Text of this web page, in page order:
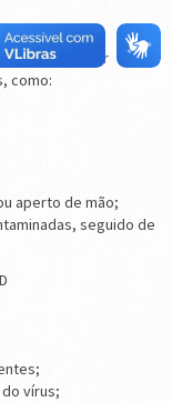
pelo ar ou por
como:
aperto de mão;
seguido de
vírus;